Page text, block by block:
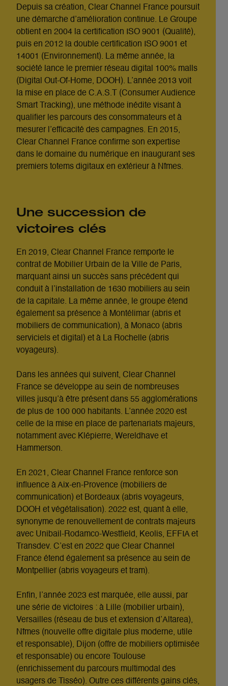
Depuis sa création, Clear Channel France poursuit
une démarche d’amélioration continue. Le Groupe
obtient en 2004 la certification ISO 9001 (Qualité),
puis en 2012 la double certification ISO 9001 et
14001 (Environnement). La même année, la
société lance le premier réseau digital 100% malls
(Digital Out-Of-Home, DOOH). L’année 2013 voit
la mise en place de C.A.S.T (Consumer Audience
Smart Tracking), une méthode inédite visant à
qualifier les parcours des consommateurs et à
mesurer l’efficacité des campagnes. En 2015,
Clear Channel France confirme son expertise
dans le domaine du numérique en inaugurant ses
premiers totems digitaux en extérieur à Nîmes.
Une succession de
victoires clés
En 2019, Clear Channel France remporte le
contrat de Mobilier Urbain de la Ville de Paris,
marquant ainsi un succès sans précédent qui
conduit à l’installation de 1630 mobiliers au sein
de la capitale. La même année, le groupe étend
également sa présence à Montélimar (abris et
mobiliers de communication), à Monaco (abris
serviciels et digital) et à La Rochelle (abris
voyageurs).
Dans les années qui suivent, Clear Channel
France se développe au sein de nombreuses
villes jusqu’à être présent dans 55 agglomérations
de plus de 100 000 habitants. L’année 2020 est
celle de la mise en place de partenariats majeurs,
notamment avec Klépierre, Wereldhave et
Hammerson.
En 2021, Clear Channel France renforce son
influence à Aix-en-Provence (mobiliers de
communication) et Bordeaux (abris voyageurs,
DOOH et végétalisation). 2022 est, quant à elle,
synonyme de renouvellement de contrats majeurs
avec Unibail-Rodamco-Westfield, Keolis, EFFIA et
Transdev. C’est en 2022 que Clear Channel
France étend également sa présence au sein de
Montpellier (abris voyageurs et tram).
Enfin, l’année 2023 est marquée, elle aussi, par
une série de victoires : à Lille (mobilier urbain),
Versailles (réseau de bus et extension d’Altarea),
Nîmes (nouvelle offre digitale plus moderne, utile
et responsable), Dijon (offre de mobiliers optimisée
et responsable) ou encore Toulouse
(enrichissement du parcours multimodal des
usagers de Tisséo). Outre ces différents gains clés,